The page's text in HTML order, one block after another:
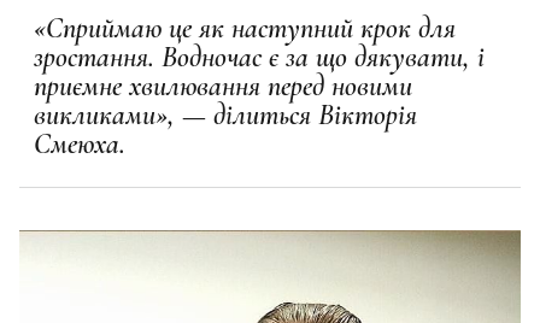
«Сприймаю це як наступний крок для
зростання. Водночас є за що дякувати, і
приємне хвилювання перед новими
викликами», — ділиться Вікторія
Смеюха.